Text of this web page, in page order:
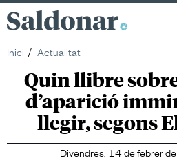
Saldonar
Inici
Actualitat
Quin llibre
d’aparició
llegir, segons
Divendres, 14 de febrer